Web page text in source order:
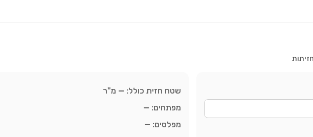
שטח חזית כולל: — מ"ר
מפתחים: —
מפלסים: —